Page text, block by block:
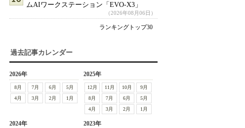
ムAIワークステーション「EVO-X3」
（2026年08月06日）
ランキングトップ30
過去記事カレンダー
2026年
8月 7月 6月
5月
4月
3月 2月 1月
2025年
12月 11月 10月
9月
8月
7月 6月
5月
4月
3月 2月 1月
2024年 2023年